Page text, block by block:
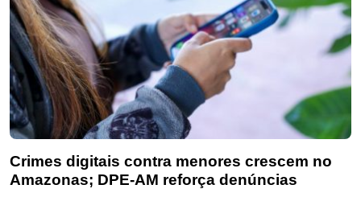
Crimes digitais contra menores crescem no
Amazonas; DPE-AM reforça denúncias